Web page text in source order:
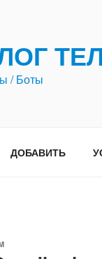
/ Боты
ДОБАВИТЬ